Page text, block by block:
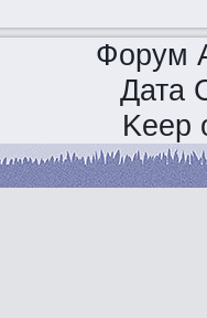
Форум
Дата
Keep